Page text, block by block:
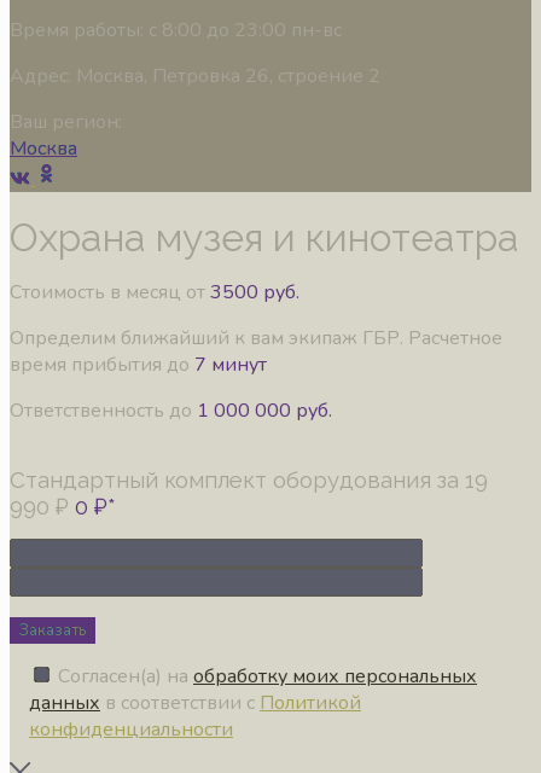
Время работы: с 8:00 до 23:00 пн-вс
Адрес: Москва, Петровка 26, строение 2
Ваш регион:
Москва
Охрана музея и кинотеатра
Стоимость в месяц от3500 руб.
Определим ближайший к вам экипаж ГБР. Расчетное
время прибытия до 7 минут
Ответственность до 1 000 000 руб.
Стандартный комплект оборудования за 19
990 ₽ 0 ₽*
Заказать
Согласен(а) на обработку моих персональных
данных в соответствии с Политикой
конфиденциальности